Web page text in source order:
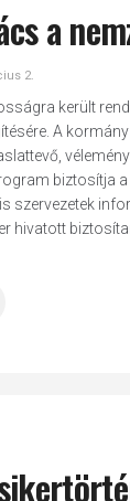
a
2.
került
A
biztosítja
szervezetek
hivatott